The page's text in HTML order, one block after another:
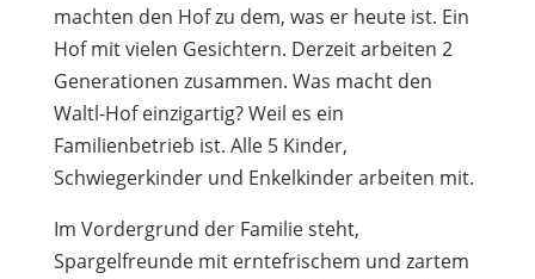
machten den Hof zu dem, was er heute ist. Ein
Hof mit vielen Gesichtern. Derzeit arbeiten 2
Generationen zusammen. Was macht den
Waltl-Hof einzigartig? Weil es ein
Familienbetrieb ist. Alle 5 Kinder,
Schwiegerkinder und Enkelkinder arbeiten mit.
Im Vordergrund der Familie steht,
Spargelfreunde mit erntefrischem und zartem